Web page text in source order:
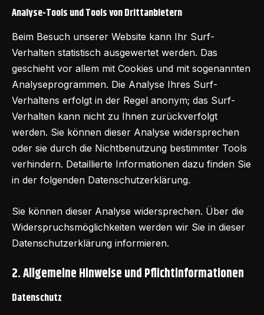
Analyse-Tools und Tools von Drittanbietern
Beim Besuch unserer Website kann Ihr Surf-
Verhalten statistisch ausgewertet werden. Das
geschieht vor allem mit Cookies und mit sogenannten
Analyseprogrammen. Die Analyse Ihres Surf-
Verhaltens erfolgt in der Regel anonym; das Surf-
Verhalten kann nicht zu Ihnen zurückverfolgt
werden. Sie können dieser Analyse widersprechen
oder sie durch die Nichtbenutzung bestimmter Tools
verhindern. Detaillierte Informationen dazu finden Sie
in der folgenden Datenschutzerklärung.
Sie können dieser Analyse widersprechen. Über die
Widerspruchsmöglichkeiten werden wir Sie in dieser
Datenschutzerklärung informieren.
2. Allgemeine Hinweise und Pflichtinformationen
Datenschutz